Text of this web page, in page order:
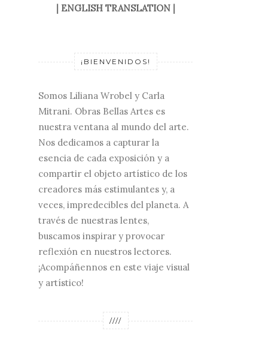
| ENGLISH TRANSLATION|
¡BIENVENIDOS!
Somos Liliana Wrobel y Carla
Mitrani. Obras Bellas Artes es
nuestra ventana al mundo del arte.
Nos dedicamos a capturar la
esencia de cada exposición y a
compartir el objeto artístico de los
creadores más estimulantes y, a
veces, impredecibles del planeta. A
través de nuestras lentes,
buscamos inspirar y provocar
reflexión en nuestros lectores.
¡Acompáñennos en este viaje visual
y artístico!
////